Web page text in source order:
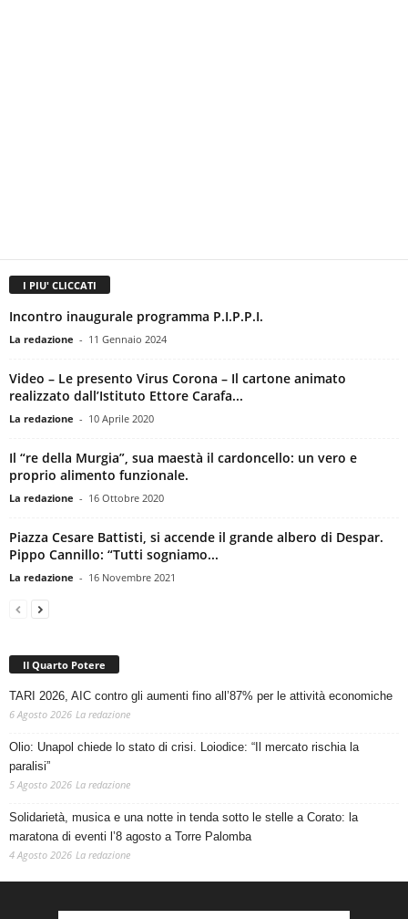
I PIU' CLICCATI
Incontro inaugurale programma P.I.P.P.I.
La redazione - 11 Gennaio 2024
Video – Le presento Virus Corona – Il cartone animato
realizzato dall’Istituto Ettore Carafa...
La redazione - 10 Aprile 2020
Il “re della Murgia”, sua maestà il cardoncello: un vero e
proprio alimento funzionale.
La redazione - 16 Ottobre 2020
Piazza Cesare Battisti, si accende il grande albero di Despar.
Pippo Cannillo: “Tutti sogniamo...
La redazione - 16 Novembre 2021
Il Quarto Potere
TARI 2026, AIC contro gli aumenti fino all’87% per le attività economiche
6 Agosto 2026 La redazione
Olio: Unapol chiede lo stato di crisi. Loiodice: “Il mercato rischia la
paralisi”
5 Agosto 2026 La redazione
Solidarietà, musica e una notte in tenda sotto le stelle a Corato: la
maratona di eventi l’8 agosto a Torre Palomba
4 Agosto 2026 La redazione